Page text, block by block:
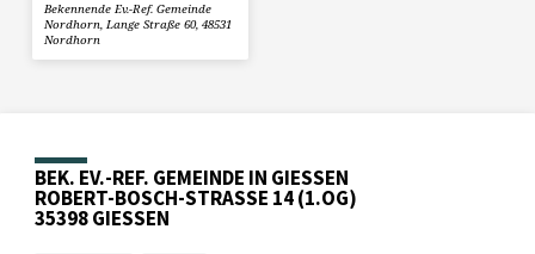
Bekennende Ev.-Ref. Gemeinde
Nordhorn, Lange Straße 60, 48531
Nordhorn
BEK. EV.-REF. GEMEINDE IN GIESSEN
ROBERT-BOSCH-STRASSE 14 (1.OG)
35398 GIESSEN